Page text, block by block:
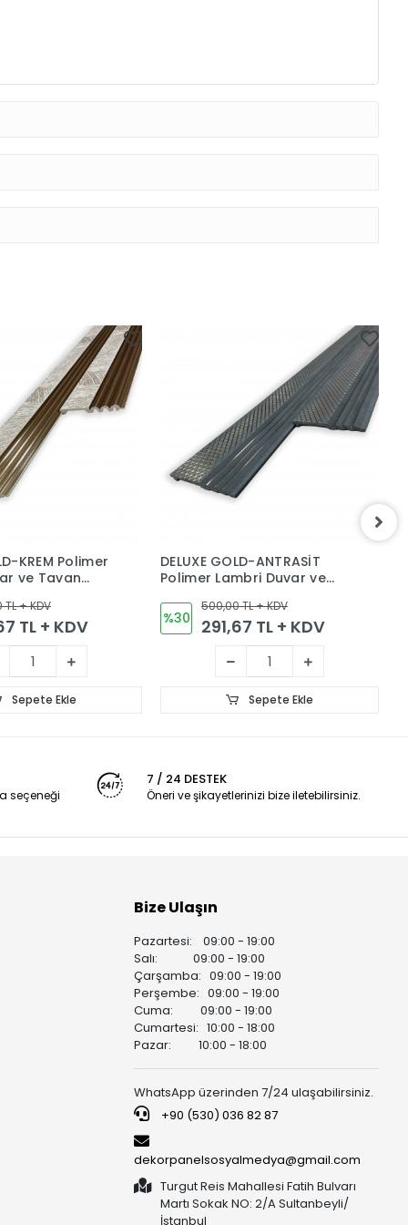
KREM Polimer
ve Tavan
+ KDV
TL + KDV
Sepete Ekle
DELUXE GOLD-ANTRASİT
Polimer Lambri Duvar ve
12cm
%30
500,00 TL + KDV
291,67 TL + KDV
Sepete Ekle
seçeneği
7 / 24 DESTEK
Öneri ve şikayetlerinizi bize iletebilirsiniz.
Bize Ulaşın
Pazartesi: 09:00 - 19:00
Salı: 09:00 - 19:00
Çarşamba: 09:00 - 19:00
Perşembe: 09:00 - 19:00
Cuma: 09:00 - 19:00
Cumartesi: 10:00 - 18:00
Pazar: 10:00 - 18:00
WhatsApp üzerinden 7/24 ulaşabilirsiniz.
+90 (530) 036 82 87
dekorpanelsosyalmedya@gmail.com
Turgut Reis Mahallesi Fatih Bulvarı
Martı Sokak NO: 2/A Sultanbeyli/
İstanbul